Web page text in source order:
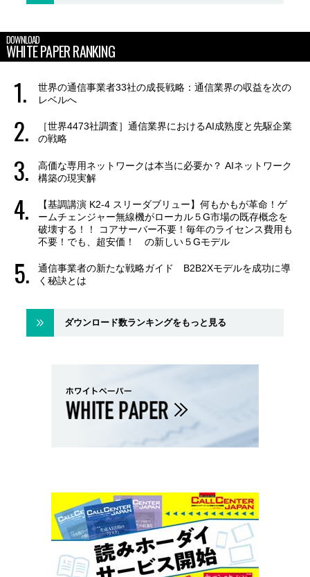
DOWNLOAD
WHITE PAPER RANKING
世界の通信事業者33社の成長戦略：通信業界の収益を次の
レベルへ
［世界4473社調査］通信業界におけるAI成熟度と先駆企業
の戦略
高価な専用ネットワークは本当に必要か？ AIネットワーク
構築の現実解
【基調講演 K2-4 スリーダブリュー】何もかもが革命！ゲ
ームチェンジャー無線機がローカル５G市場の既存概念を
破壊する！！ コアサーバー不要！毎年のライセンス費用も
不要！でも、超安価！ の新しい５Gモデル
通信事業者の新たな戦略ガイド B2B2Xモデルを成功に導
く秘訣とは
ダウンロード数ランキングをもっと見る